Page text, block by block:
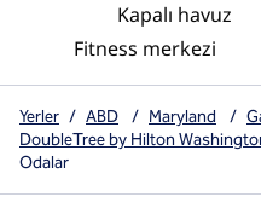
Kapalı havuz
Fitness merkezi
Yerler / ABD / Maryland /
DoubleTree by Hilton
Odalar